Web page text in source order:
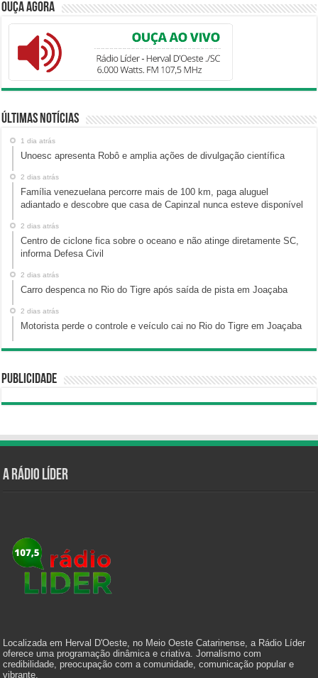
Ouça Agora
Últimas Notícias
1 dia atrás
Unoesc apresenta Robô e amplia ações de divulgação científica
2 dias atrás
Família venezuelana percorre mais de 100 km, paga aluguel
adiantado e descobre que casa de Capinzal nunca esteve disponível
2 dias atrás
Centro de ciclone fica sobre o oceano e não atinge diretamente SC,
informa Defesa Civil
2 dias atrás
Carro despenca no Rio do Tigre após saída de pista em Joaçaba
2 dias atrás
Motorista perde o controle e veículo cai no Rio do Tigre em Joaçaba
Publicidade
A Rádio Líder
Localizada em Herval D'Oeste, no Meio Oeste Catarinense, a Rádio Líder
oferece uma programação dinâmica e criativa. Jornalismo com
credibilidade, preocupação com a comunidade, comunicação popular e
vibrante.